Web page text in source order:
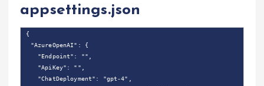
appsettings.json
{
  "AzureOpenAI": {
    "Endpoint": "",
    "ApiKey": "",
    "ChatDeployment": "gpt-4",